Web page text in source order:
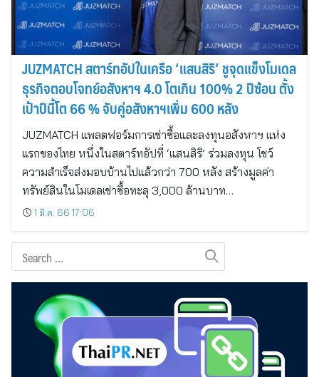
JUZMATCH สตาร์ทอัปในเครือ ‘แสนสิริ’ ชูจุดแข็งโมเดล
ธุรกิจตอบโจทย์อสังหาฯ 4.0 โตเกิน 100% 2 ปีซ้อน ตั้ง
เป้าปีนี้โต 66 % จับคู่อสังหาฯเพิ่ม 600 หลัง
JUZMATCH แพลตฟอร์มการเช่าซื้อและลงทุนอสังหาฯ แห่ง
แรกของไทย หนึ่งในสตาร์ทอัปที่ ‘แสนสิริ’ ร่วมลงทุน โชว์
ความสำเร็จส่งมอบบ้านไปแล้วกว่า 700 หลัง สร้างมูลค่า
ทรัพย์สินในโมเดลเช่าซื้อทะลุ 3,000 ล้านบาท…
1 มี.ค. 66 17:06